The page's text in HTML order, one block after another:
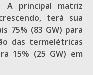
A principal matriz
terá sua
75% (83 GW) para
das termelétricas
15% (25 GW) em